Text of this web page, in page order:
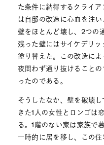
た条件に納得するクライ
は自邸の改造に心血を注
壁をほとんど壊し、2つの
残った壁にはサイケデリ
塗り替えた。この改造に
夜問わず通り抜けること
ったのである。
そうしたなか、壁を破壊
きた1人の女性とロンゴは
る。1階のない家は家族で
一時的に居を移し、この住